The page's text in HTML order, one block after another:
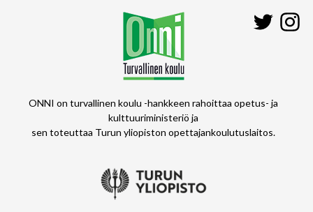
Twitter
ONNI on turvallinen koulu -hankkeen rahoittaa opetus- ja
kulttuuriministeriö ja
sen toteuttaa Turun yliopiston opettajankoulutuslaitos.